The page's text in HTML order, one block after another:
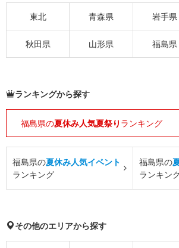
東北 青森県 岩手県
秋田県 山形県 福島県
ランキングから探す
福島県の夏休み人気夏祭り ランキング
福島県の夏休み人気イベント
ランキング
福島県の
ランキン
その他のエリアから探す